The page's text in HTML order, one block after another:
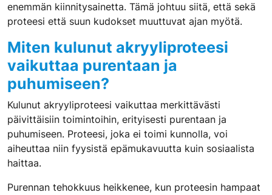
enemmän kiinnitysainetta. Tämä johtuu siitä, että sekä
proteesi että suun kudokset muuttuvat ajan myötä.
Miten kulunut akryyliproteesi
vaikuttaa purentaan ja
puhumiseen?
Kulunut akryyliproteesi vaikuttaa merkittävästi
päivittäisiin toimintoihin, erityisesti purentaan ja
puhumiseen. Proteesi, joka ei toimi kunnolla, voi
aiheuttaa niin fyysistä epämukavuutta kuin sosiaalista
haittaa.
Purennan tehokkuus heikkenee, kun proteesin hampaat